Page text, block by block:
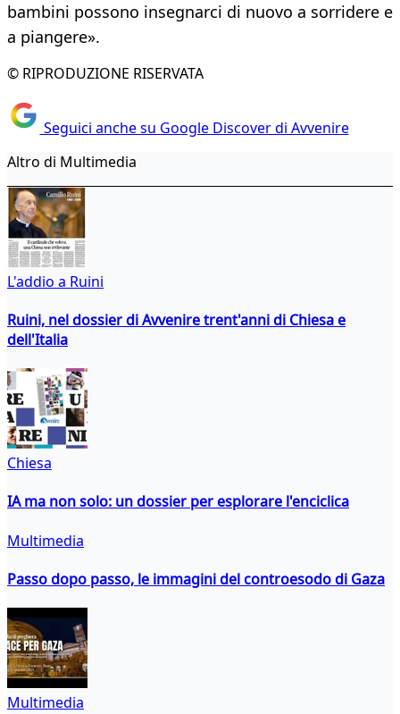
bambini possono insegnarci di nuovo a sorridere e
a piangere».
© RIPRODUZIONE RISERVATA
Seguici anche su Google Discover di Avvenire
Altro di Multimedia
L'addio a Ruini
Ruini, nel dossier di Avvenire trent'anni di Chiesa e
dell'Italia
Chiesa
IA ma non solo: un dossier per esplorare l'enciclica
Multimedia
Passo dopo passo, le immagini del controesodo di Gaza
Multimedia